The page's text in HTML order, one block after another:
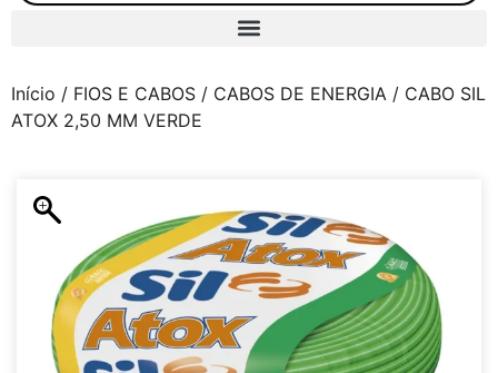
Início / FIOS E CABOS / CABOS DE ENERGIA / CABO SIL
ATOX 2,50 MM VERDE